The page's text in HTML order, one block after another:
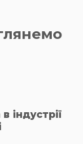
індустрії